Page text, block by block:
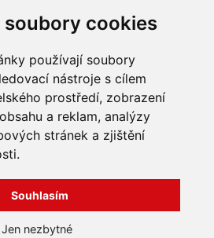
soubory cookies
používají soubory
nástroje s cílem
prostředí, zobrazení
a reklam, analýzy
stránek a zjištění
Souhlasím
Jen nezbytné
Všechna práva vyhrazena